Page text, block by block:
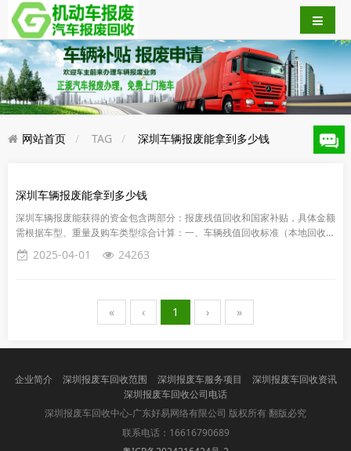
网站首页 TAG 深圳车辆报废能拿到多少钱
深圳车辆报废能拿到多少钱
深圳车辆报废能获得的资金包含两部分：‌报废残值回收‌和‌国家补贴‌，具体金额
需根据车型、重量及购车类型综合计算：‌一、车辆残值回收标准（本地回收）‌
小型轿车‌：每吨1800-2000元‌货车‌：每吨1...
2025-04-01 24263
« ‹ 1 › »
企业简介 深圳报废车回收范围 深圳报废车服务项目
深圳报废车回收资讯
深圳报废车回收公司电话
深圳报废车回收中心-广东好易网络有限公司 版权所有 翻版必究
联系电话：16616790689